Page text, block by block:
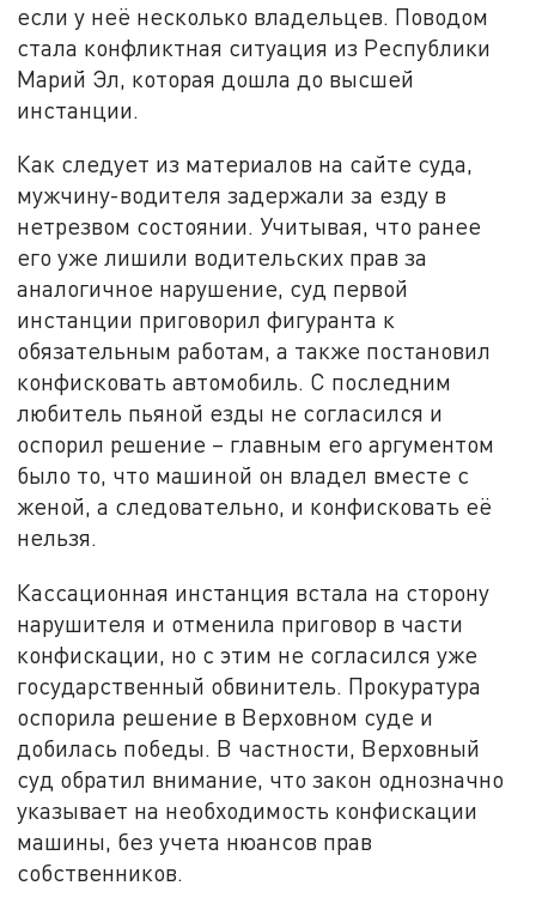
если у неё несколько владельцев. Поводом
стала конфликтная ситуация из Республики
Марий Эл, которая дошла до высшей
инстанции.
Как следует из материалов на сайте суда,
мужчину-водителя задержали за езду в
нетрезвом состоянии. Учитывая, что ранее
его уже лишили водительских прав за
аналогичное нарушение, суд первой
инстанции приговорил фигуранта к
обязательным работам, а также постановил
конфисковать автомобиль. С последним
любитель пьяной езды не согласился и
оспорил решение – главным его аргументом
было то, что машиной он владел вместе с
женой, а следовательно, и конфисковать её
нельзя.
Кассационная инстанция встала на сторону
нарушителя и отменила приговор в части
конфискации, но с этим не согласился уже
государственный обвинитель. Прокуратура
оспорила решение в Верховном суде и
добилась победы. В частности, Верховный
суд обратил внимание, что закон однозначно
указывает на необходимость конфискации
машины, без учета нюансов прав
собственников.